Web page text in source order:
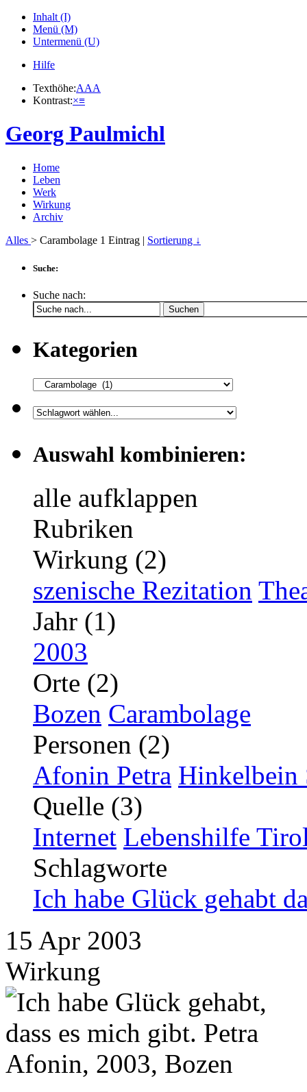
Inhalt (I)
Menü (M)
Untermenü (U)
Hilfe
Texthöhe:AAA
Kontrast:×≡
Georg Paulmichl
Home
Leben
Werk
Wirkung
Archiv
Alles > Carambolage 1 Eintrag | Sortierung ↓
Suche:
Suche nach:
Suchen
Kategorien
Auswahl kombinieren:
alle aufklappen
Rubriken
Wirkung (2)
szenische Rezitation
Jahr (1)
2003
Orte (2)
Bozen Carambolage
Personen (2)
Afonin Petra Hinkelbein
Quelle (3)
Internet Lebenshilfe
Schlagworte
Ich habe Glück gehabt
15 Apr 2003
Wirkung